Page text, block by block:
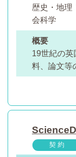
歴史・地理
会科学
概要
19世紀の英
料、論文等
契 約